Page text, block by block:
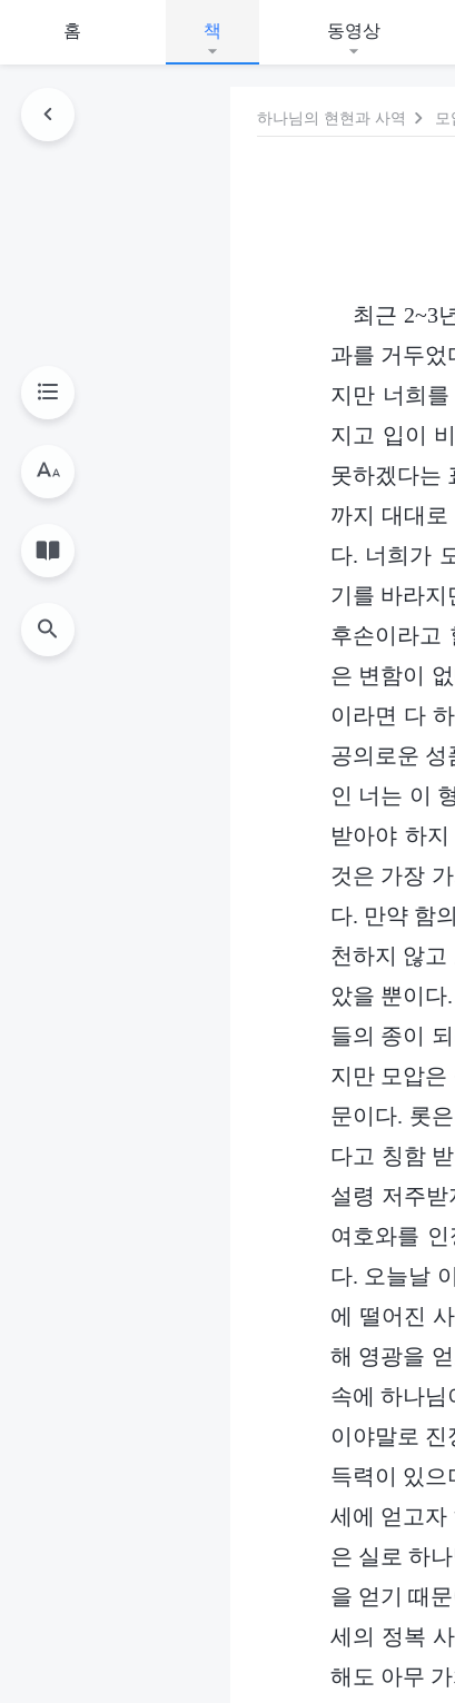
홈 책 동영상
하나님의 현현과 사역
최근 2~3
과를 거두었
지만 너희
지고 입이
못하겠다는
까지 대대
다. 너희가
기를 바라지
후손이라고
은 변함이
이라면 다
공의로운 성
인 너는 이
받아야 하
것은 가장
다. 만약 함
천하지 않
았을 뿐이다
들의 종이
지만 모압은
문이다. 롯
다고 칭함
설령 저주
여호와를
다. 오늘날
에 떨어진
해 영광을
속에 하나님
이야말로
득력이 있으
세에 얻고자
은 실로 하
을 얻기 때
세의 정복
해도 아무